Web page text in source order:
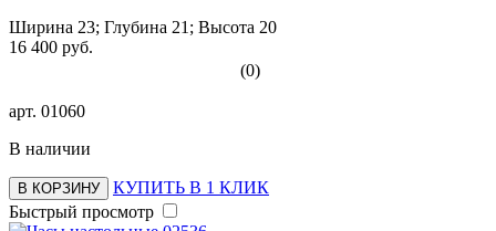
Ширина 23; Глубина 21; Высота 20
16 400 руб.
(0)
арт. 01060
В наличии
В КОРЗИНУ
КУПИТЬ В 1 КЛИК
Быстрый просмотр